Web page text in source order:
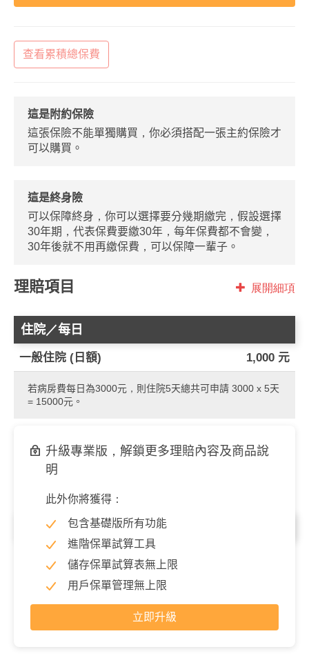
查看累積總保費
這是附約保險
這張保險不能單獨購買，你必須搭配一張主約保險才
可以購買。
這是終身險
可以保障終身，你可以選擇要分幾期繳完，假設選擇
30年期，代表保費要繳30年，每年保費都不會變，
30年後就不用再繳保費，可以保障一輩子。
理賠項目 展開細項
住院／每日
一般住院 (日額) 1,000 元
若病房費每日為3000元，則住院5天總共可申請 3000 x 5天
= 15000元。
住院／每次
升級專業版，解鎖更多理賠內容及商品說
明
此外你將獲得：
包含基礎版所有功能
進階保單試算工具
儲存保單試算表無上限
用戶保單管理無上限
立即升級